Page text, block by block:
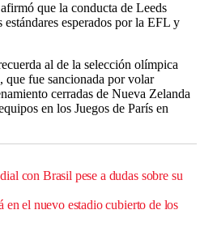
que la conducta de Leeds
esperados por la EFL y
al de la selección olímpica
que fue sancionada por volar
cerradas de Nueva Zelanda
en los Juegos de París en
con Brasil pese a dudas sobre su
el nuevo estadio cubierto de los